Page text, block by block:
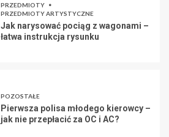
PRZEDMIOTY
PRZEDMIOTY ARTYSTYCZNE
Jak narysować pociąg z wagonami –
łatwa instrukcja rysunku
POZOSTAŁE
Pierwsza polisa młodego kierowcy –
jak nie przepłacić za OC i AC?